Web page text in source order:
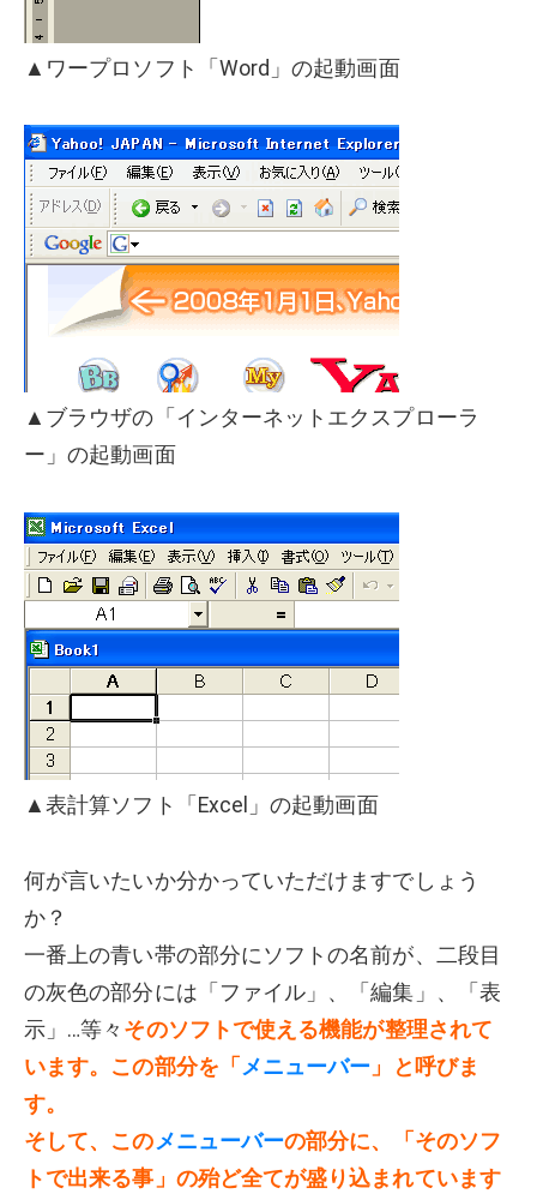
▲ワープロソフト「Word」の起動画面
▲ブラウザの「インターネットエクスプローラ
ー」の起動画面
▲表計算ソフト「Excel」の起動画面
何が言いたいか分かっていただけますでしょう
か？
一番上の青い帯の部分にソフトの名前が、二段目
の灰色の部分には「ファイル」、「編集」、「表
示」…等々 そのソフトで使える機能が整理されて
います。この部分を「 メニューバー 」と呼びま
す。
そして、この メニューバーの部分に、「そのソフ
トで出来る事」の殆ど全てが盛り込まれています